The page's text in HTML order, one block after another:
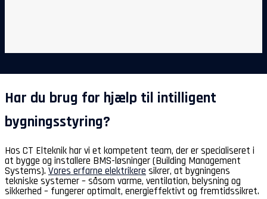
Har du brug for hjælp til intilligent
bygningsstyring?
Hos CT Elteknik har vi et kompetent team, der er specialiseret i
at bygge og installere BMS-løsninger (Building Management
Systems). Vores erfarne elektrikere sikrer, at bygningens
tekniske systemer – såsom varme, ventilation, belysning og
sikkerhed – fungerer optimalt, energieffektivt og fremtidssikret.